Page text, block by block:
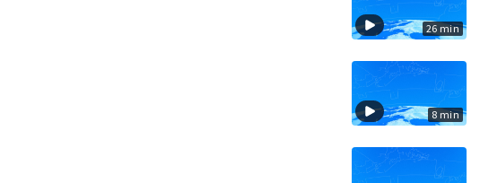
26 min
8 min